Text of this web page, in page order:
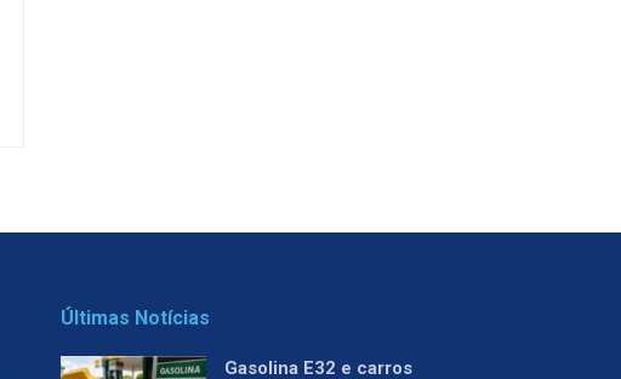
Últimas Notícias
Gasolina E32 e carros